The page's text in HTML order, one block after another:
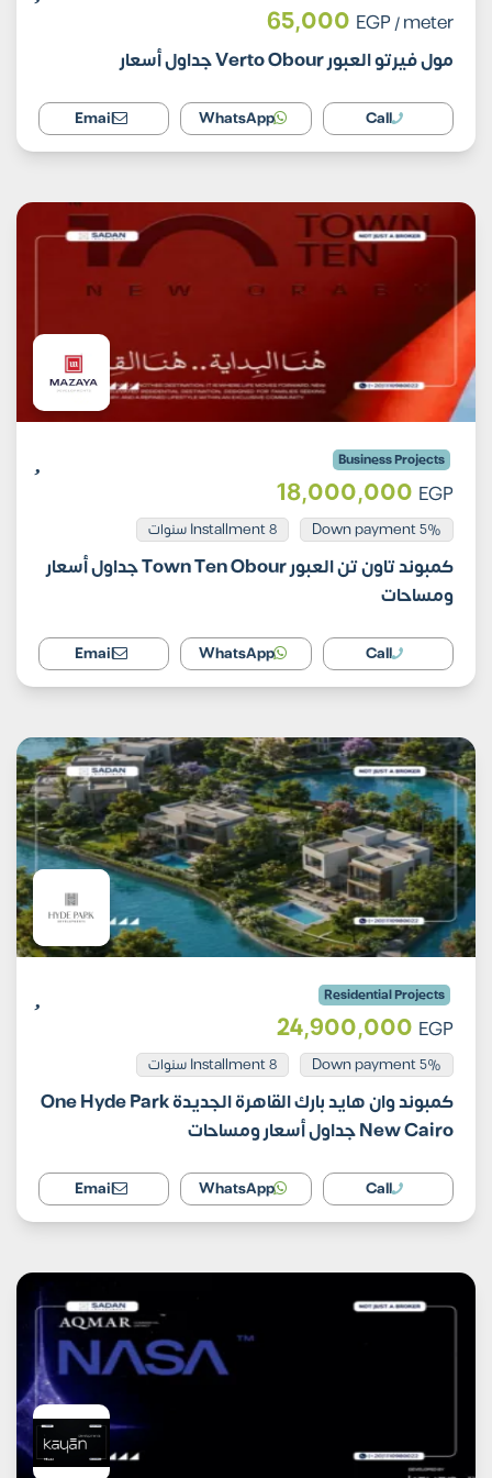
65,000 EGP/ meter
مول فيرتو العبور Verto Obour جداول أسعار
Call
WhatsApp
Email
Business Projects
18,000,000 EGP
5% Down payment Installment 8 سنوات
كمبوند تاون تن العبور Town Ten Obour جداول أسعار
ومساحات
Call
WhatsApp
Email
Residential Projects
24,900,000 EGP
5% Down payment Installment 8 سنوات
كمبوند وان هايد بارك القاهرة الجديدة One Hyde Park
New Cairo جداول أسعار ومساحات
Call
WhatsApp
Email